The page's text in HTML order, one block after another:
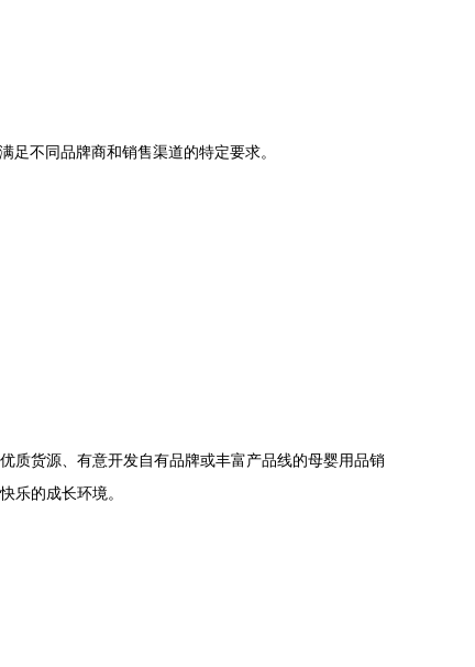
足不同品牌商和销售渠道的特定要求。
质货源、有意开发自有品牌或丰富产品线的母婴用品销
乐的成长环境。